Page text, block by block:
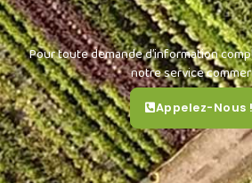
Pour toute demande d’information
notre service
Appelez-Nous !